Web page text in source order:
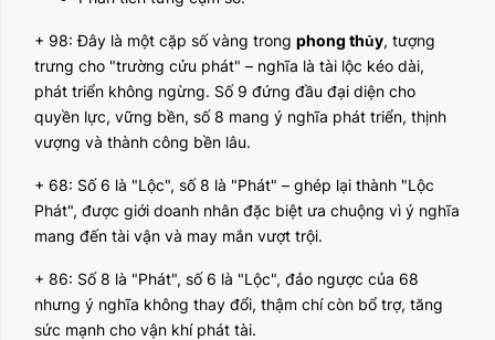
+ 98: Đây là một cặp số vàng trong phong thủy, tượng
trưng cho "trường cửu phát" – nghĩa là tài lộc kéo dài,
phát triển không ngừng. Số 9 đứng đầu đại diện cho
quyền lực, vững bền, số 8 mang ý nghĩa phát triển, thịnh
vượng và thành công bền lâu.
+ 68: Số 6 là "Lộc", số 8 là "Phát" – ghép lại thành "Lộc
Phát", được giới doanh nhân đặc biệt ưa chuộng vì ý nghĩa
mang đến tài vận và may mắn vượt trội.
+ 86: Số 8 là "Phát", số 6 là "Lộc", đảo ngược của 68
nhưng ý nghĩa không thay đổi, thậm chí còn bổ trợ, tăng
sức mạnh cho vận khí phát tài.